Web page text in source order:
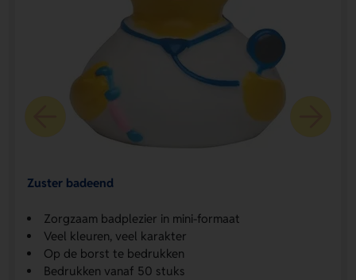
Zuster badeend
Zorgzaam badplezier in mini-formaat
Veel kleuren, veel karakter
Op de borst te bedrukken
Bedrukken vanaf 50 stuks